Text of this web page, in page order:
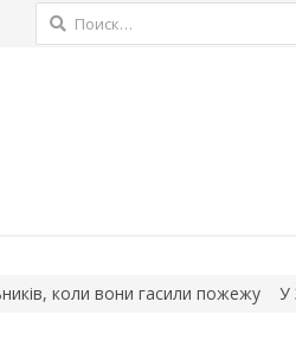
Найти:
пожежу У Запорізькій області